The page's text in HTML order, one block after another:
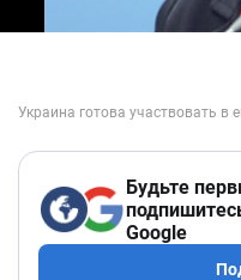
Будьте
Google